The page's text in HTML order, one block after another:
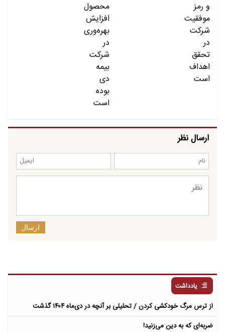
ارسال نظر
ارسال
یادداشت
از ترس مرگ خودکشی کردن / تحلیلی بر آنچه در دی‌ماه ۱۴۰۴ گذشت
ضربه‌ای که به دین می‌زنید!